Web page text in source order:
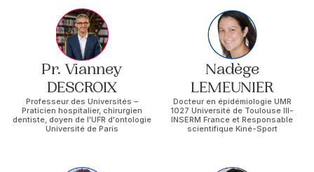
Pr. Vianney
DESCROIX
Professeur des Universités –
Praticien hospitalier, chirurgien
dentiste, doyen de l'UFR d'ontologie
Université de Paris
Nadège
LEMEUNIER
Docteur en épidémiologie UMR
1027 Université de Toulouse III-
INSERM France et Responsable
scientifique Kiné-Sport